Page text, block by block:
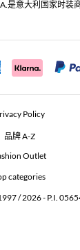
是意大利国家时装
Policy
品牌 A-Z
Outlet
categories
/ 2026 - P.I.